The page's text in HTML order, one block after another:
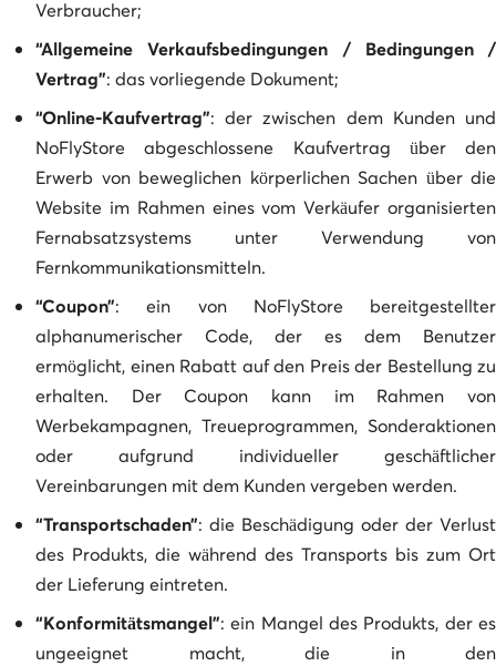
Verbraucher;
“Allgemeine Verkaufsbedingungen / Bedingungen /
Vertrag”: das vorliegende Dokument;
“Online-Kaufvertrag”: der zwischen dem Kunden und
NoFlyStore abgeschlossene Kaufvertrag über den
Erwerb von beweglichen körperlichen Sachen über die
Website im Rahmen eines vom Verkäufer organisierten
Fernabsatzsystems unter Verwendung von
Fernkommunikationsmitteln.
“Coupon”: ein von NoFlyStore bereitgestellter
alphanumerischer Code, der es dem Benutzer
ermöglicht, einen Rabatt auf den Preis der Bestellung zu
erhalten. Der Coupon kann im Rahmen von
Werbekampagnen, Treueprogrammen, Sonderaktionen
oder aufgrund individueller geschäftlicher
Vereinbarungen mit dem Kunden vergeben werden.
“Transportschaden”: die Beschädigung oder der Verlust
des Produkts, die während des Transports bis zum Ort
der Lieferung eintreten.
“Konformitätsmangel”: ein Mangel des Produkts, der es
ungeeignet macht, die in den